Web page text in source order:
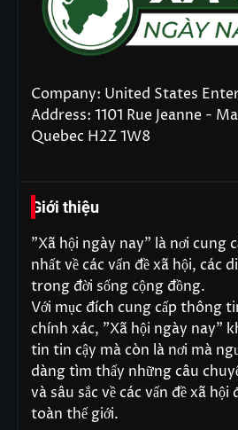
Company: United States
Address: 1101 Rue Jeanne -
Quebec H2Z 1W8
Giới thiệu
"Xã hội ngày nay" là nơi cung
nhất về các vấn đề xã hội, các
trong đời sống cộng đồng.
Với mục đích cung cấp thông
chính xác, "Xã hội ngày nay"
tin tin cậy mà còn là nơi mà
dàng tìm thấy những câu
và sâu sắc về các vấn đề xã
toàn thế giới.